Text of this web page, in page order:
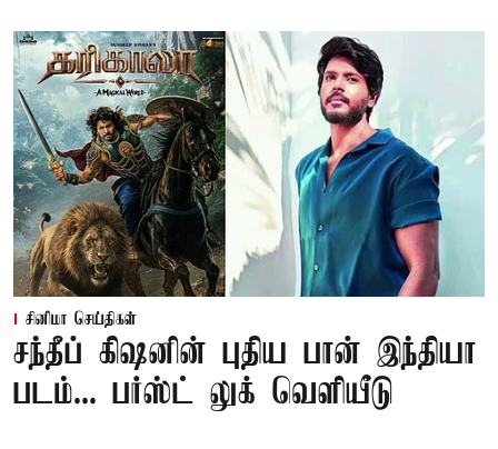
சினிமா செய்திகள்
சந்தீப் கிஷனின் புதிய பான் இந்தியா
படம்... பர்ஸ்ட் லுக் வெளியீடு